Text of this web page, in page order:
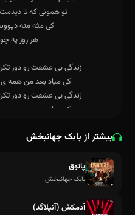
بیشتر از بابک جهانبخش
پاتوق
بابک جهانبخش
آدمکش (آنپلاگد)